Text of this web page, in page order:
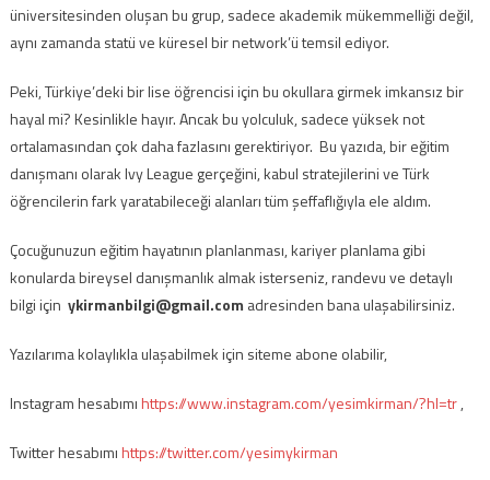
üniversitesinden oluşan bu grup, sadece akademik mükemmelliği değil,
aynı zamanda statü ve küresel bir network’ü temsil ediyor.
Peki, Türkiye’deki bir lise öğrencisi için bu okullara girmek imkansız bir
hayal mi? Kesinlikle hayır. Ancak bu yolculuk, sadece yüksek not
ortalamasından çok daha fazlasını gerektiriyor. Bu yazıda, bir eğitim
danışmanı olarak Ivy League gerçeğini, kabul stratejilerini ve Türk
öğrencilerin fark yaratabileceği alanları tüm şeffaflığıyla ele aldım.
Çocuğunuzun eğitim hayatının planlanması, kariyer planlama gibi
konularda bireysel danışmanlık almak isterseniz, randevu ve detaylı
bilgi için ykirmanbilgi@gmail.com adresinden bana ulaşabilirsiniz.
Yazılarıma kolaylıkla ulaşabilmek için siteme abone olabilir,
Instagram hesabımıhttps://www.instagram.com/yesimkirman/?hl=tr,
Twitter hesabımıhttps://twitter.com/yesimykirman